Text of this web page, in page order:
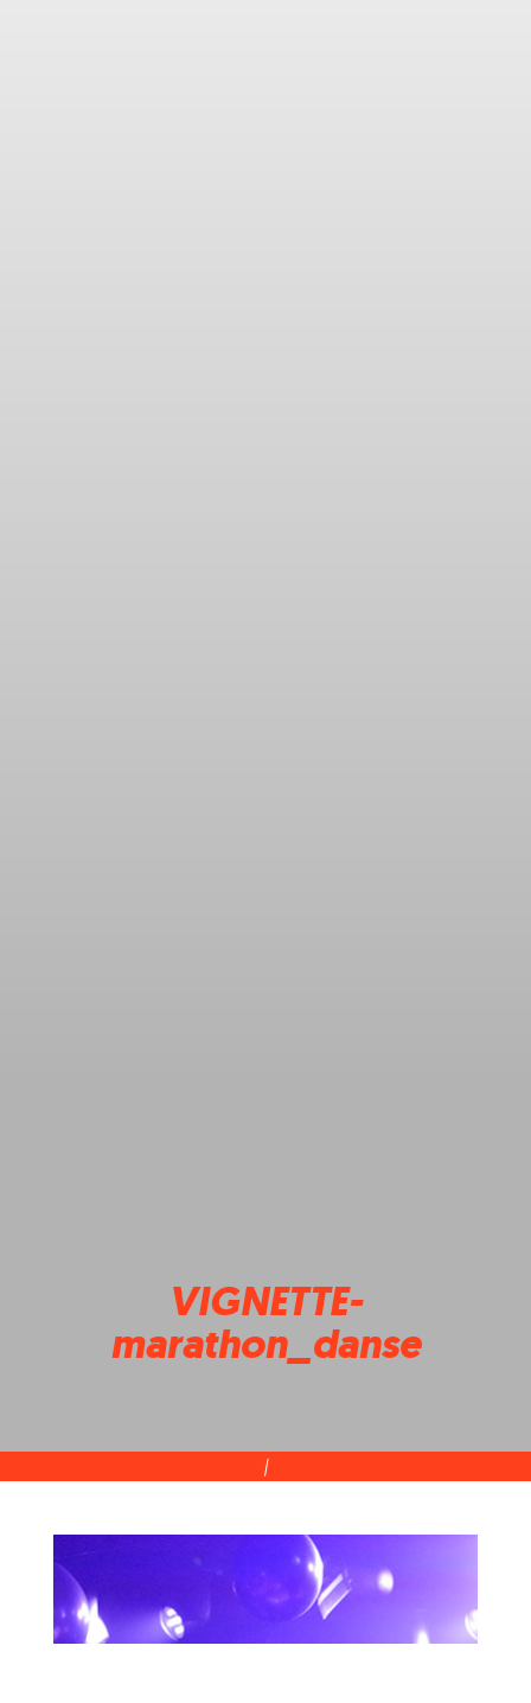
VIGNETTE-
marathon_danse
|